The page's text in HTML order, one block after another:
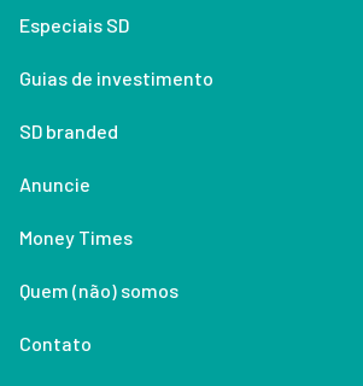
Especiais SD
Guias de investimento
SD branded
Anuncie
Money Times
Quem (não) somos
Contato